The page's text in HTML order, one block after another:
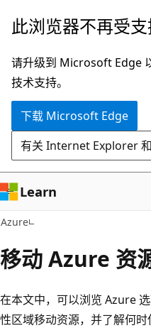
跳
主
要
内
此浏览器不再受支
请升级到 Microsoft Edge
技术支持。
下载 Microsoft Edge
有关 Internet Explorer
Learn
Azure
移动 Azure 资
在本文中，可以浏览 Azure
性区域移动资源，并了解何时